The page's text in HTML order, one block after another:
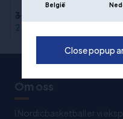
3.999,00 kr
2.999,00 kr
Om oss
I Nordicbasketball er vi
België
Close popup